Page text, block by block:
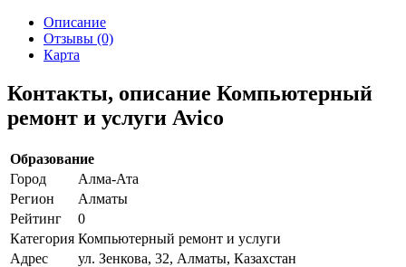
Описание
Отзывы (0)
Карта
Контакты, описание Компьютерный
ремонт и услуги Avico
Образование
Город
Алма-Ата
Регион
Алматы
Рейтинг
0
Категория Компьютерный ремонт и услуги
Адрес
ул. Зенкова, 32, Алматы, Казахстан